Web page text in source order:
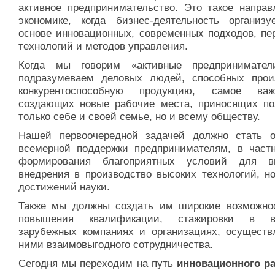
активное предпринимательство. Это такое
экономике, когда бизнес-деятельность
основе инновационных, современных подходов,
технологий и методов управления.
Когда мы говорим «активные
подразумеваем деловых людей, способных
конкурентоспособную продукцию, самое
создающих новые рабочие места, приносящих
только себе и своей семье, но и всему обществу.
Нашей первоочередной задачей должно стать
всемерной поддержки предпринимателям, в
формирования благоприятных условий для
внедрения в производство высоких технологий,
достижений науки.
Также мы должны создать им широкие
повышения квалификации, стажировки в
зарубежных компаниях и организациях,
ними взаимовыгодного сотрудничества.
Сегодня мы переходим на путь инновационного